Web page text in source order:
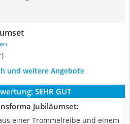
)
und weitere Angebote
SEHR GUT
Jubiläumset:
einer Trommelreibe und einem